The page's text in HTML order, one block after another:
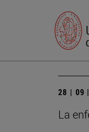
28 | 09
La